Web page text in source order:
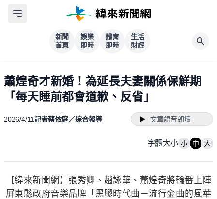
新聞
首頁
娛樂
即時
體育
即時
生活
財經
蕭煌奇才新婚！為延長夫妻關係保鮮期
「每天睡前都會道歉、反省」
2026/4/11記者蔡依庭／綜合報導 文章語音朗讀
字體大小 小 中 大
【緯來新聞網】張秀卿、趙詠華、蕭煌奇將輪番上陣
屏東縣政府音樂品牌「黑膠時代曲－流行金曲的風華